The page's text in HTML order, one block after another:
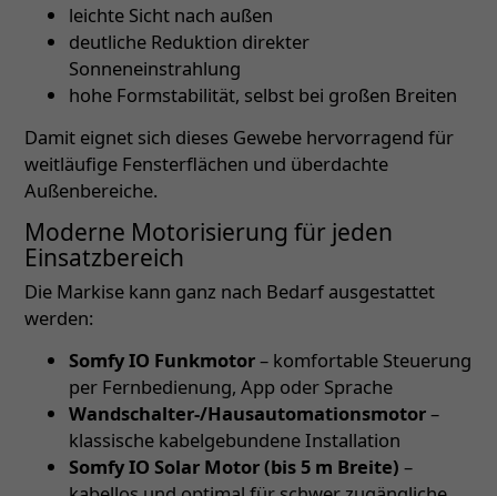
leichte Sicht nach außen
deutliche Reduktion direkter
Sonneneinstrahlung
hohe Formstabilität, selbst bei großen Breiten
Damit eignet sich dieses Gewebe hervorragend für
weitläufige Fensterflächen und überdachte
Außenbereiche.
Moderne Motorisierung für jeden
Einsatzbereich
Die Markise kann ganz nach Bedarf ausgestattet
werden:
Somfy IO Funkmotor– komfortable Steuerung
per Fernbedienung, App oder Sprache
Wandschalter-/Hausautomationsmotor–
klassische kabelgebundene Installation
Somfy IO Solar Motor (bis 5 m Breite) –